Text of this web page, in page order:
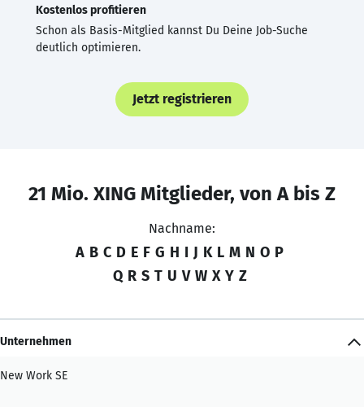
Kostenlos profitieren
Schon als Basis-Mitglied kannst Du Deine Job-Suche
deutlich optimieren.
Jetzt registrieren
21 Mio. XING Mitglieder, von A bis Z
Nachname:
A B C D E F G H I J K L M N O P
Q R S T U V W X Y Z
Unternehmen
New Work SE